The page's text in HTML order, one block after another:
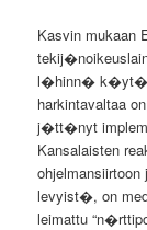
Kasvin
l�hinn�
harkintavaltaa
j�tt�nyt
Kansalaisten
levyist�, on
leimattu